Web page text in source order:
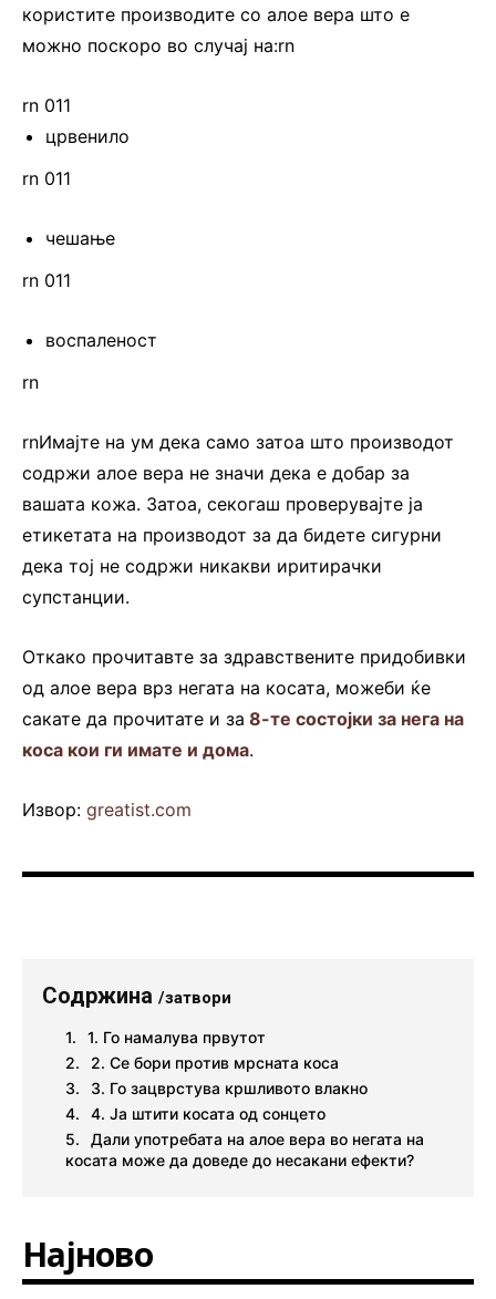
користите производите со алое вера што е
можно поскоро во случај на:rn
rn 011
црвенило
rn 011
чешање
rn 011
воспаленост
rn
rnИмајте на ум дека само затоа што производот
содржи алое вера не значи дека е добар за
вашата кожа. Затоа, секогаш проверувајте ја
етикетата на производот за да бидете сигурни
дека тој не содржи никакви иритирачки
супстанции.
Откако прочитавте за здравствените придобивки
од алое вера врз негата на косата, можеби ќе
сакате да прочитате и за 8-те состојки за нега на
коса кои ги имате и дома.
Извор: greatist.com
Содржина /затвори
1. Го намалува првутот
2. Се бори против мрсната коса
3. Го зацврстува кршливото влакно
4. Ја штити косата од сонцето
Дали употребата на алое вера во негата на
косата може да доведе до несакани ефекти?
Најново